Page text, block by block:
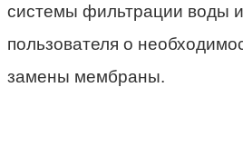
системы фильтрации воды
пользователя о
замены мембраны.